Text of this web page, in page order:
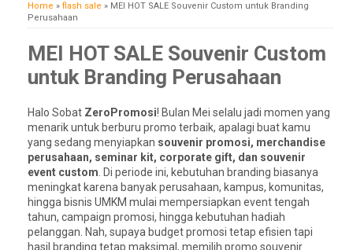
Home » flash sale » MEI HOT SALE Souvenir Custom untuk Branding
Perusahaan
MEI HOT SALE Souvenir Custom
untuk Branding Perusahaan
Halo Sobat ZeroPromosi! Bulan Mei selalu jadi momen yang
menarik untuk berburu promo terbaik, apalagi buat kamu
yang sedang menyiapkan souvenir promosi, merchandise
perusahaan, seminar kit, corporate gift, dan souvenir
event custom . Di periode ini, kebutuhan branding biasanya
meningkat karena banyak perusahaan, kampus, komunitas,
hingga bisnis UMKM mulai mempersiapkan event tengah
tahun, campaign promosi, hingga kebutuhan hadiah
pelanggan. Nah, supaya budget promosi tetap efisien tapi
hasil branding tetap maksimal, memilih promo souvenir